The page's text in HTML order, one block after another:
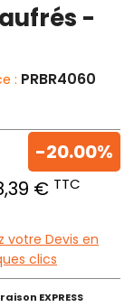
-
: PRBR4060
€ TTC
-20.00%
votre Devis en
clics
EXPRESS